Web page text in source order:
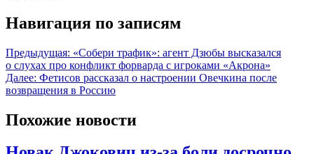
Навигация по записям
Предыдущая: «Собери трафик»: агент Дзюбы высказался
о слухах про конфликт форварда с игроками «Акрона»
Далее: Фетисов рассказал о настроении Овечкина после
возвращения в Россию
Похожие новости